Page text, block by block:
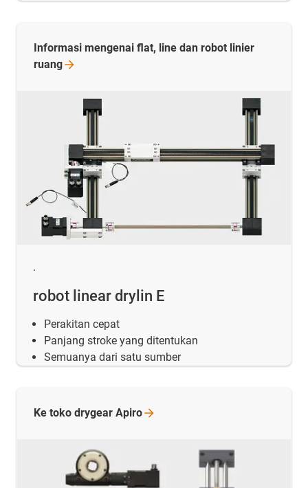
.
robot linear drylin E
Perakitan cepat
Panjang stroke yang ditentukan
Semuanya dari satu sumber
Informasi mengenai flat, line dan robot linier
ruang
Ke toko drygear Apiro